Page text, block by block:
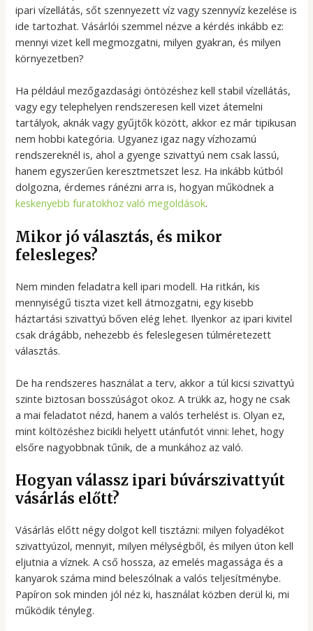
ipari vízellátás, sőt szennyezett víz vagy szennyvíz kezelése is
ide tartozhat. Vásárlói szemmel nézve a kérdés inkább ez:
mennyi vizet kell megmozgatni, milyen gyakran, és milyen
környezetben?
Ha például mezőgazdasági öntözéshez kell stabil vízellátás,
vagy egy telephelyen rendszeresen kell vizet átemelni
tartályok, aknák vagy gyűjtők között, akkor ez már tipikusan
nem hobbi kategória. Ugyanez igaz nagy vízhozamú
rendszereknél is, ahol a gyenge szivattyú nem csak lassú,
hanem egyszerűen keresztmetszet lesz. Ha inkább kútból
dolgozna, érdemes ránézni arra is, hogyan működnek a
keskenyebb furatokhoz való megoldások.
Mikor jó választás, és mikor
felesleges?
Nem minden feladatra kell ipari modell. Ha ritkán, kis
mennyiségű tiszta vizet kell átmozgatni, egy kisebb
háztartási szivattyú bőven elég lehet. Ilyenkor az ipari kivitel
csak drágább, nehezebb és feleslegesen túlméretezett
választás.
De ha rendszeres használat a terv, akkor a túl kicsi szivattyú
szinte biztosan bosszúságot okoz. A trükk az, hogy ne csak
a mai feladatot nézd, hanem a valós terhelést is. Olyan ez,
mint költözéshez bicikli helyett utánfutót vinni: lehet, hogy
elsőre nagyobbnak tűnik, de a munkához az való.
Hogyan válassz ipari búvárszivattyút
vásárlás előtt?
Vásárlás előtt négy dolgot kell tisztázni: milyen folyadékot
szivattyúzol, mennyit, milyen mélységből, és milyen úton kell
eljutnia a víznek. A cső hossza, az emelés magassága és a
kanyarok száma mind beleszólnak a valós teljesítménybe.
Papíron sok minden jól néz ki, használat közben derül ki, mi
működik tényleg.